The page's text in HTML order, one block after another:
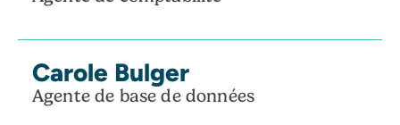
Carole Bulger
Agente de base de données